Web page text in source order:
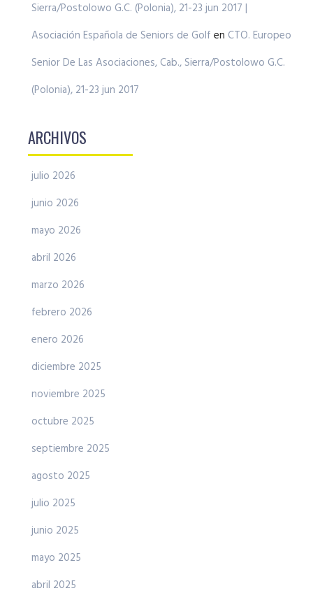
Sierra/Postolowo G.C. (Polonia), 21-23 jun 2017 |
Asociación Española de Seniors de Golf en CTO. Europeo
Senior De Las Asociaciones, Cab., Sierra/Postolowo G.C.
(Polonia), 21-23 jun 2017
ARCHIVOS
julio 2026
junio 2026
mayo 2026
abril 2026
marzo 2026
febrero 2026
enero 2026
diciembre 2025
noviembre 2025
octubre 2025
septiembre 2025
agosto 2025
julio 2025
junio 2025
mayo 2025
abril 2025